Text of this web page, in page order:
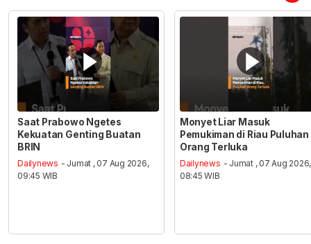
Saat Prabowo Ngetes
Kekuatan Genting Buatan
BRIN
Dailynews - Jumat , 07 Aug 2026,
09:45 WIB
Monyet Liar Masuk
Pemukiman di Riau Puluhan
Orang Terluka
Dailynews - Jumat , 07 Aug 2026,
08:45 WIB